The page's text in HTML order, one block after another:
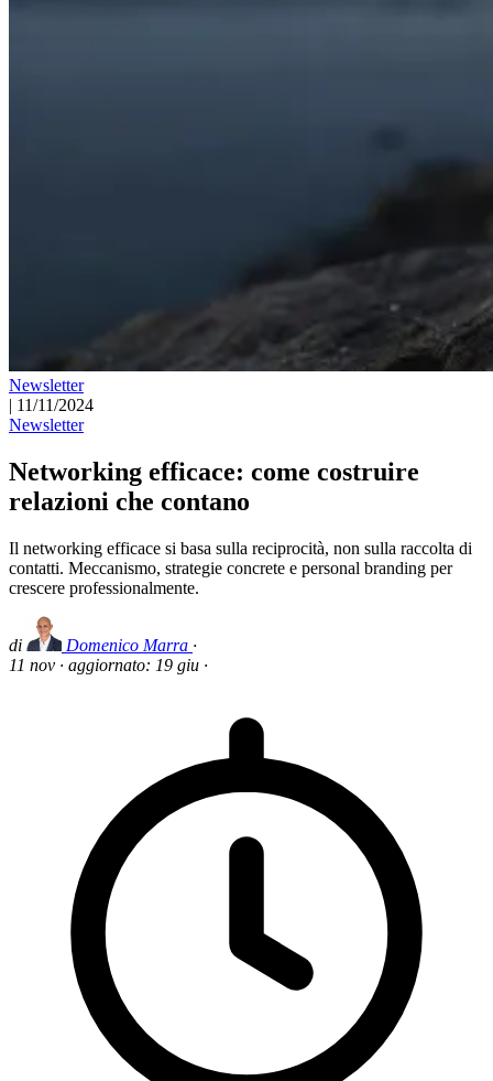
Newsletter
| 11/11/2024
Newsletter
Networking efficace: come costruire
relazioni che contano
Il networking efficace si basa sulla reciprocità, non sulla raccolta di
contatti. Meccanismo, strategie concrete e personal branding per
crescere professionalmente.
di Domenico Marra ·
11 nov · aggiornato: 19 giu ·